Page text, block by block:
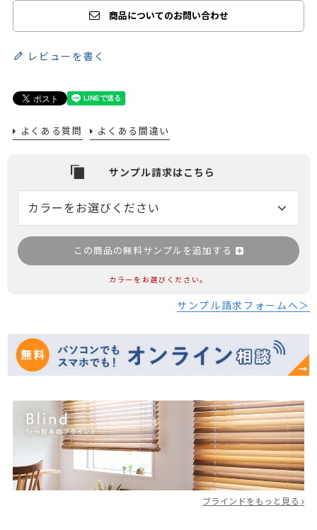
商品についてのお問い合わせ
レビューを書く
よくある質問 よくある間違い
この商品の無料サンプルを追加する
カラーをお選びください。
サンプル請求フォームへ＞
ブラインドをもっと見る